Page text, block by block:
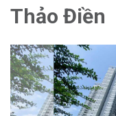
Thảo Điền